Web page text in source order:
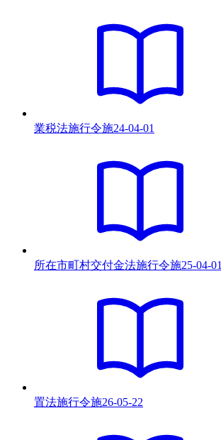
業税法施行令施24-04-01
所在市町村交付金法施行令施25-04-01
置法施行令施26-05-22